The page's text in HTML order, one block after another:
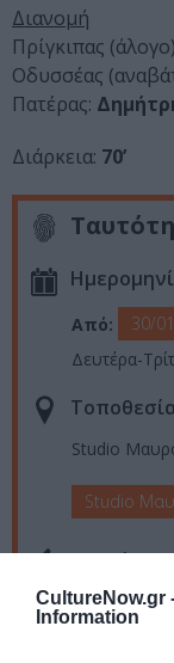
CultureNow.gr
Information
Διανομή
Πρίγκιπας
Οδυσσέας
Πατέρας:
Διάρκεια: 70’
Από:
30/
Δευτέρα-
Studio
Studio
Eισιτήρια:
Γενική